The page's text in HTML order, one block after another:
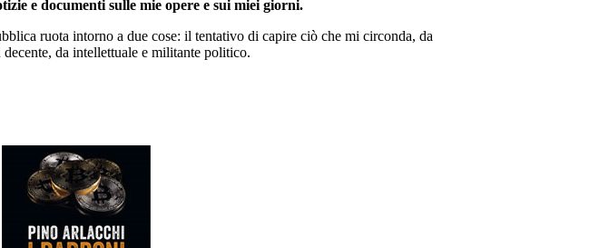
e documenti sulle mie opere e sui miei giorni.
ruota intorno a due cose: il tentativo di capire ciò che mi circonda, da
da intellettuale e militante politico.